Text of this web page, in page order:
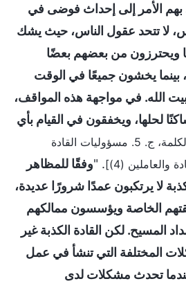
بهم الأمر إلى إحداث فوضى في
لا تتحد عقول الناس، حيث يشك
ويحترزون من بعضهم بعضًا
يخشون جميعًا في الوقت
الله. في مواجهة هذه المواقف،
لحلها، ويخفقون في القيام بأي
[الكلمة، ج. 5. مسؤوليات القادة
والعاملين (4)]
. "وفقًا للمظاهر
لا يرتكبون عمدًا شرورًا عديدة،
الخاصة ويؤسسون ممالكهم
المسيح. لكن القادة الكذبة غير
المختلفة التي تنشأ في عمل
تحدث مشكلات لدى